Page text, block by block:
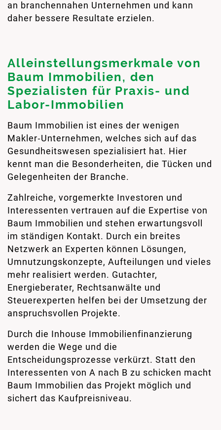
an branchennahen Unternehmen und kann
daher bessere Resultate erzielen.
Alleinstellungsmerkmale von
Baum Immobilien, den
Spezialisten für Praxis- und
Labor-Immobilien
Baum Immobilien ist eines der wenigen
Makler‑Unternehmen, welches sich auf das
Gesundheitswesen spezialisiert hat. Hier
kennt man die Besonderheiten, die Tücken und
Gelegenheiten der Branche.
Zahlreiche, vorgemerkte Investoren und
Interessenten vertrauen auf die Expertise von
Baum Immobilien und stehen erwartungsvoll
im ständigen Kontakt. Durch ein breites
Netzwerk an Experten können Lösungen,
Umnutzungskonzepte, Aufteilungen und vieles
mehr realisiert werden. Gutachter,
Energieberater, Rechtsanwälte und
Steuerexperten helfen bei der Umsetzung der
anspruchsvollen Projekte.
Durch die Inhouse Immobilienfinanzierung
werden die Wege und die
Entscheidungsprozesse verkürzt. Statt den
Interessenten von A nach B zu schicken macht
Baum Immobilien das Projekt möglich und
sichert das Kaufpreisniveau.